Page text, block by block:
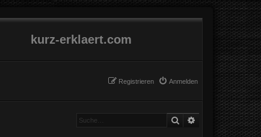
kurz-erklaert.com
Anmelden
Registrieren
Suche Erweiterte Suche